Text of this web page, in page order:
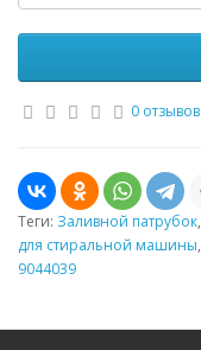
0 отзывов
Теги: Заливной патрубок,
для стиральной машины,
9044039